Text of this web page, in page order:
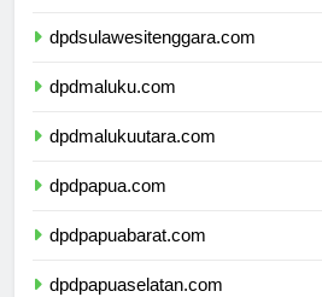
dpdsulawesitenggara.com
dpdmaluku.com
dpdmalukuutara.com
dpdpapua.com
dpdpapuabarat.com
dpdpapuaselatan.com